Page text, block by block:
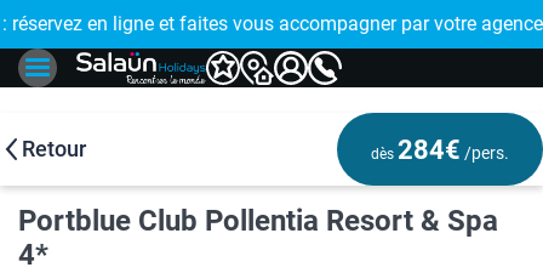
!
: réservez en ligne et faites vous accompagner par votre
🤩
Retour dès 284€ /pers.
Portblue Club Pollentia Resort & Spa
4*